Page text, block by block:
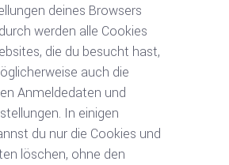
deines Browsers
werden alle Cookies
die du besucht hast,
auch die
Anmeldedaten und
In einigen
du nur die Cookies und
löschen, ohne den